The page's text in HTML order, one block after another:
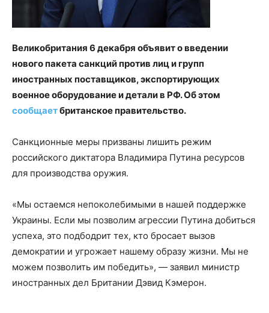
Великобритания 6 декабря объявит о введении
нового пакета санкций против лиц и групп
иностранных поставщиков, экспортирующих
военное оборудование и детали в РФ. Об этом
сообщаетбританское правительство.
Санкционные меры призваны лишить режим
российского диктатора Владимира Путина ресурсов
для производства оружия.
«Мы остаемся непоколебимыми в нашей поддержке
Украины. Если мы позволим агрессии Путина добиться
успеха, это подбодрит тех, кто бросает вызов
демократии и угрожает нашему образу жизни. Мы не
можем позволить им победить», — заявил министр
иностранных дел Британии Дэвид Кэмерон.